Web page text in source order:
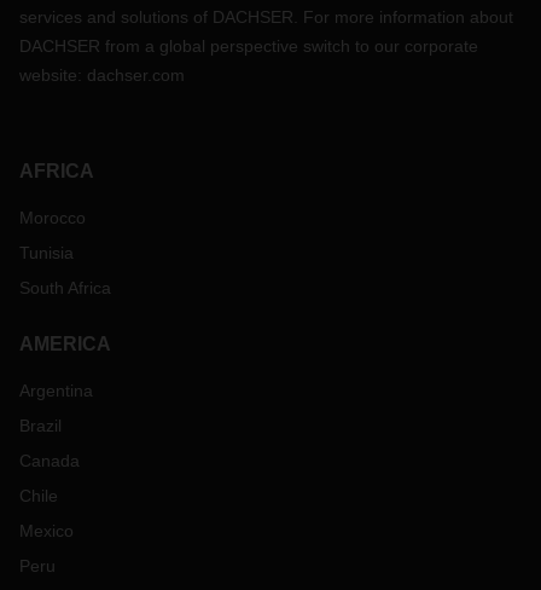
services and solutions of DACHSER. For more information about
DACHSER from a global perspective switch to our corporate
website: dachser.com
AFRICA
Morocco
Tunisia
South Africa
AMERICA
Argentina
Brazil
Canada
Chile
Mexico
Peru